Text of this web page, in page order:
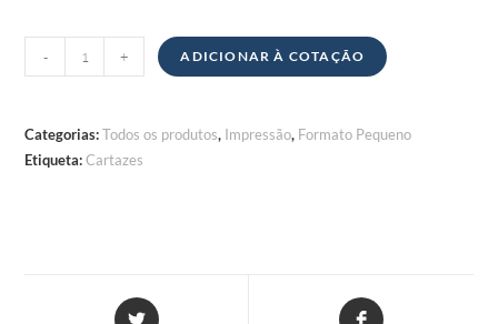
Quantidade
de
- + ADICIONAR À COTAÇÃO
Categorias:Todos os produtos, Impressão, Formato Pequeno
Etiqueta:Cartazes
Abre
Abre